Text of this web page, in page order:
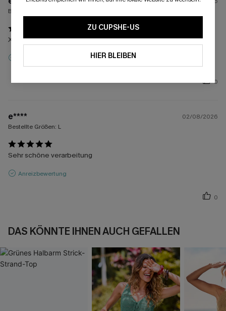
Bestellte Größen:
Xxx
0
e****
02/08/2026
Bestellte Größen: L
Sehr schöne verarbeitung
Anreizbewertung
0
DAS KÖNNTE IHNEN AUCH GEFALLEN
ZU CUPSHE-US
HIER BLEIBEN